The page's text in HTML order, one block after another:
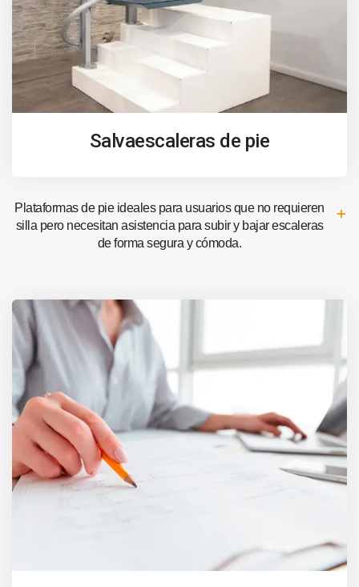
Salvaescaleras de pie
Plataformas de pie ideales para usuarios que no requieren
silla pero necesitan asistencia para subir y bajar escaleras
de forma segura y cómoda.